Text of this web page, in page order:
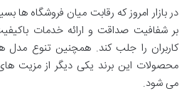
در بازار امروز که رقابت میان فروشگاه ها
بر شفافیت صداقت و ارائه خدمات
کاربران را جلب کند. همچنین تنوع مدل
محصولات این برند یکی دیگر از مزیت
می شود.